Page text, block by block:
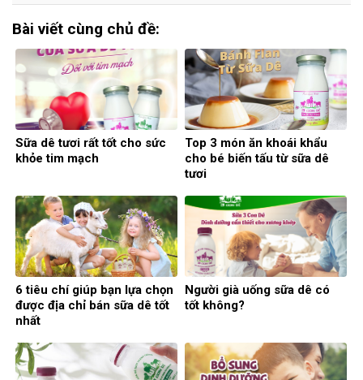
Bài viết cùng chủ đề:
Sữa dê tươi rất tốt cho sức
khỏe tim mạch
Top 3 món ăn khoái khẩu
cho bé biến tấu từ sữa dê
tươi
6 tiêu chí giúp bạn lựa chọn
được địa chỉ bán sữa dê tốt
nhất
Người già uống sữa dê có
tốt không?